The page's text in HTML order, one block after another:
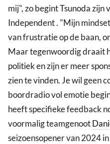
mij", zo begint Tsunoda zijn
Independent . "Mijn
van frustratie op de baan,
Maar tegenwoordig draait
politiek en zijn er meer
zien te vinden. Je wil geen
boordradio vol emotie
heeft specifieke feedback
voormalig teamgenoot
seizoensopener van 2024 in